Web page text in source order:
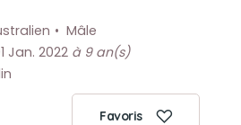
Mâle
Jan. 2022 à 9 an(s)
Favoris